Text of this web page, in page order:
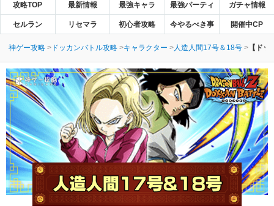
攻略TOP 最新情報 最強キャラ 最強パーティ ガチャ情報
セルラン リセマラ 初心者攻略 今やるべき事 開催中CP
神ゲー攻略 ドッカンバトル攻略 キャラクター 人造人間17号＆18号 【ド